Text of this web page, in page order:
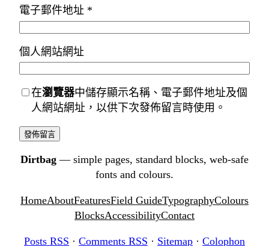
電子郵件地址 *
個人網站網址
在瀏覽器中儲存顯示名稱、電子郵件地址及個
人網站網址，以供下次發佈留言時使用。
Dirtbag — simple pages, standard blocks, web-safe
fonts and colours.
HomeAboutFeaturesField GuideTypographyColours
BlocksAccessibilityContact
Posts RSS · Comments RSS · Sitemap · Colophon